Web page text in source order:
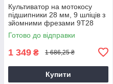
Культиватор на мотокосу
підшипники 28 мм, 9 шліців з
зйомними фрезами 9T28
Готово до відправки
1 349 ₴ 1 686,25 ₴
Купити